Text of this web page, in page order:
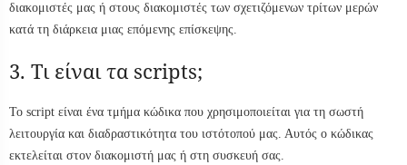
διακομιστές μας ή στους διακομιστές των σχετιζόμενων τρίτων μερών
κατά τη διάρκεια μιας επόμενης επίσκεψης.
3. Τι είναι τα scripts;
Το script είναι ένα τμήμα κώδικα που χρησιμοποιείται για τη σωστή
λειτουργία και διαδραστικότητα του ιστότοπού μας. Αυτός ο κώδικας
εκτελείται στον διακομιστή μας ή στη συσκευή σας.